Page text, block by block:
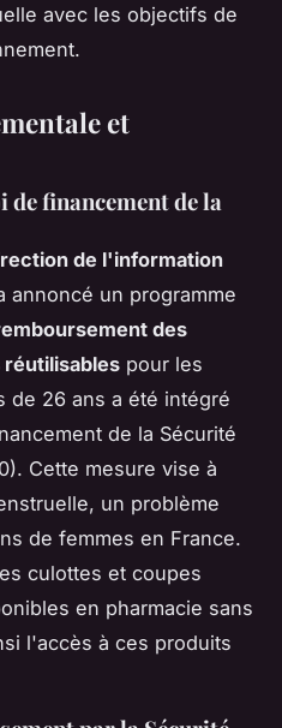
avec les objectifs de
et
financement de la
de l'information
annoncé un programme
des
pour les
de 26 ans a été intégré
de la Sécurité
Cette mesure vise à
un problème
de femmes en France.
culottes et coupes
en pharmacie sans
l'accès à ces produits